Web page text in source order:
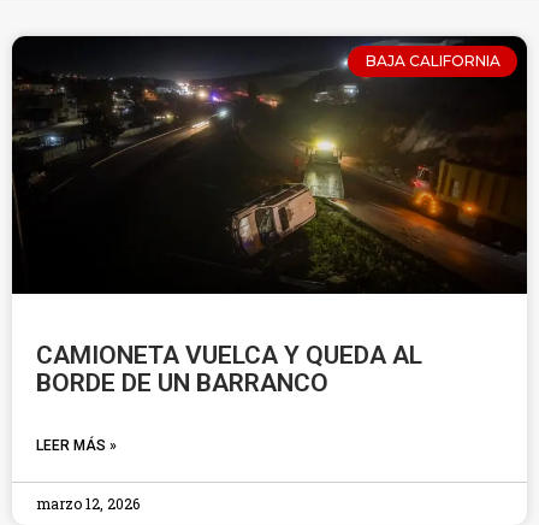
BAJA CALIFORNIA
CAMIONETA VUELCA Y QUEDA AL
BORDE DE UN BARRANCO
LEER MÁS »
marzo 12, 2026